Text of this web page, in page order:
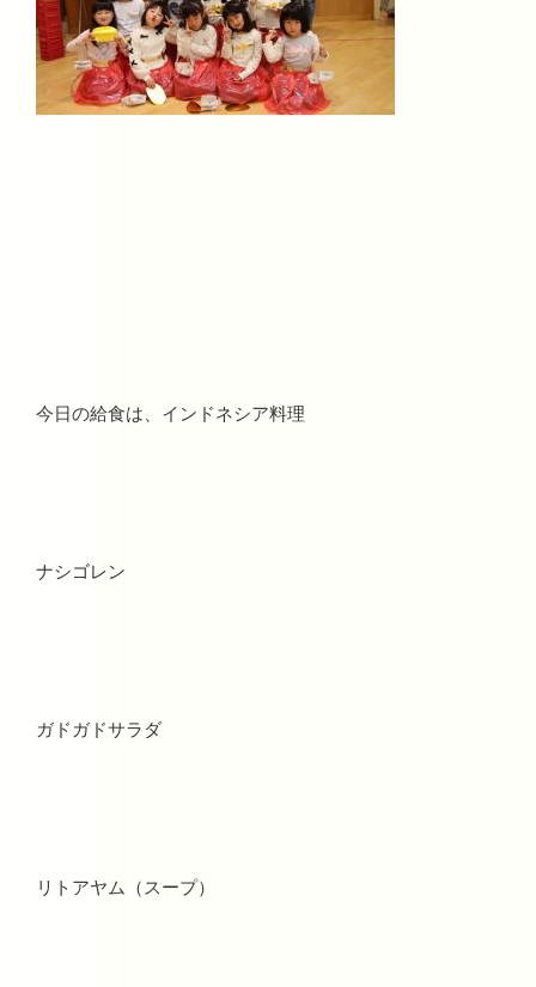
今日の給食は、インドネシア料理
ナシゴレン
ガドガドサラダ
リトアヤム（スープ）